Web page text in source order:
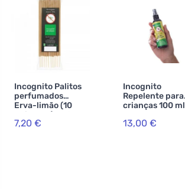
Incognito Palitos
perfumados
Erva-limão (10
unidades) - não
cheira a insectos
7,20 €
Incognito
Repelente para
crianças 100 ml
13,00 €